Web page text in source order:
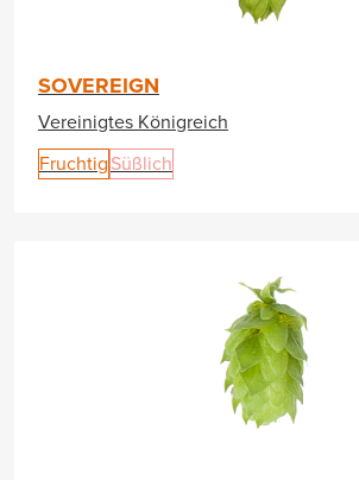
SOVEREIGN
Vereinigtes Königreich
Fruchtig Süßlich